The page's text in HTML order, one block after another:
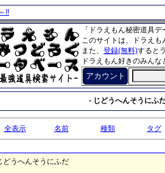
!!
「ドラえもん秘密道具
このサイトは、ドラえ
また、 登録(無料)すると
ドラえもん好きのみん
アカウント
- じどうへんそうにふ
全表示 名前 種類 タグ
どうへんそうにふだ